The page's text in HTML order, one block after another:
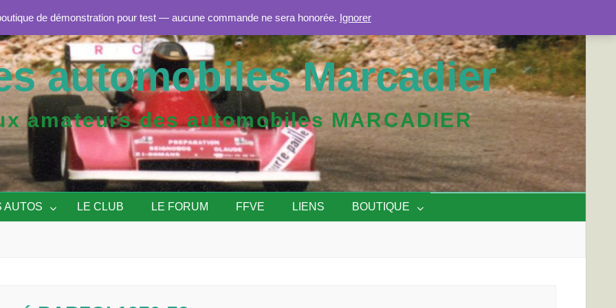
automobiles Marcadier
amateurs des automobiles MARCADIER
AUTOS LE CLUB LE FORUM FFVE LIENS BOUTIQUE
de démonstration pour test — aucune commande ne sera honorée. Ignorer